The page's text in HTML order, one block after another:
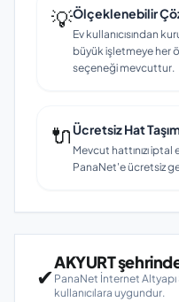
💡Ölçeklenebilir
Ev kullanıcısından
büyük işletmeye her
seçeneği mevcuttur.
🔌Ücretsiz Hat
Mevcut hattınızı
PanaNet'e ücretsiz
✔
AKYURT
PanaNet İnternet
kullanıcılara uygundur.